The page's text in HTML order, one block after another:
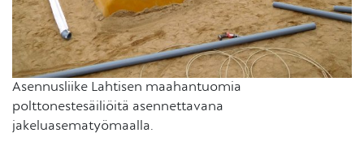
Asennusliike Lahtisen maahantuomia
polttonestesäiliöitä asennettavana
jakeluasematyömaalla.